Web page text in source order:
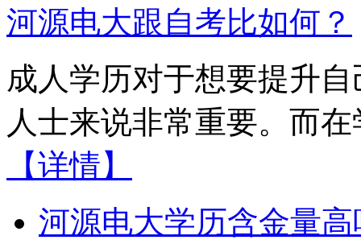
河源电大跟自考比如何？
成人学历对于想要提升
人士来说非常重要。而
【详情】
河源电大学历含金量